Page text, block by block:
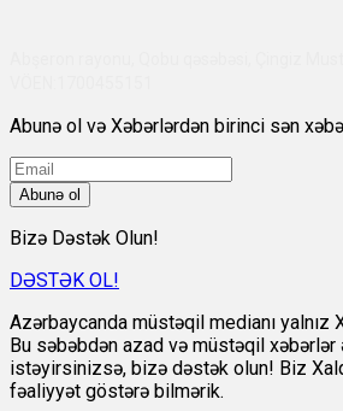
Abunə ol və Xəbərlərdən birinci sən
Abunə ol
Bizə Dəstək Olun!
DƏSTƏK OL!
Azərbaycanda müstəqil medianı yalnız
Bu səbəbdən azad və müstəqil xəbərlər
istəyirsinizsə, bizə dəstək olun! Biz
fəaliyyət göstərə bilmərik.